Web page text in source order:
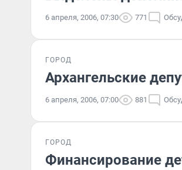
6 апреля, 2006, 07:30 771
ГОРОД
Архангельские
6 апреля, 2006, 07:00 881
ГОРОД
Финансирование